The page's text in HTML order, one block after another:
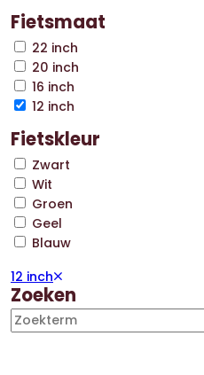
Fietsmaat
22 inch
20 inch
16 inch
12 inch
Fietskleur
Zwart
Wit
Groen
Geel
Blauw
12 inch
Zoeken